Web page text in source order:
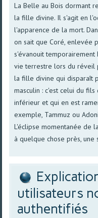
La Belle au Bois dormant
la fille divine. Il s'agit en
l'apparence de la mort.
on sait que Coré, enlevée
s'évanouit
vie terrestre lors du réveil
la fille divine qui disparaît
masculin : c'est celui du
inférieur et qui en est
exemple, Tammuz ou
L'éclipse momentanée de
à quelque chose près, une
utilisateurs
authentifiés